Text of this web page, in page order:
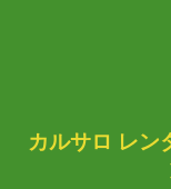
カルサロ レン